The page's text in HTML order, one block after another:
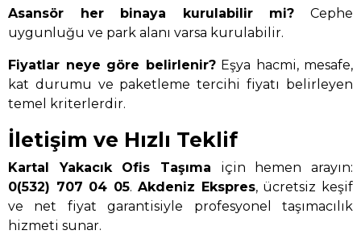
Asansör her binaya kurulabilir mi? Cephe
uygunluğu ve park alanı varsa kurulabilir.
Fiyatlar neye göre belirlenir?Eşya hacmi, mesafe,
kat durumu ve paketleme tercihi fiyatı belirleyen
temel kriterlerdir.
İletişim ve Hızlı Teklif
Kartal Yakacık Ofis Taşıma için hemen arayın:
0(532) 707 04 05. Akdeniz Ekspres, ücretsiz keşif
ve net fiyat garantisiyle profesyonel taşımacılık
hizmeti sunar.